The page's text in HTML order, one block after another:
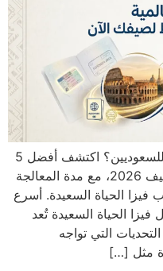
تبحث عن أسرع دول استخراج فيزا للسعوديين؟ اكتشف أفضل 5
وجهات تمنح التأشيرة بسرعة في صيف 2026، مع مدة المعالجة
الحياة السعيدة. أسرع
فيزا لصيف 2026 دليل فيزا الحياة السعيدة تُعد
التي تواجه
مثل […]